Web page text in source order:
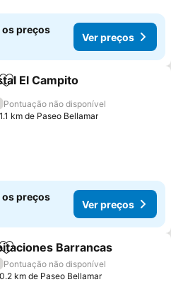
os preços
Ver preços
Adicionar aos favoritos
El Campito
Pontuação não disponível
km de Paseo Bellamar
os preços
Ver preços
Adicionar aos favoritos
Barrancas
Pontuação não disponível
km de Paseo Bellamar